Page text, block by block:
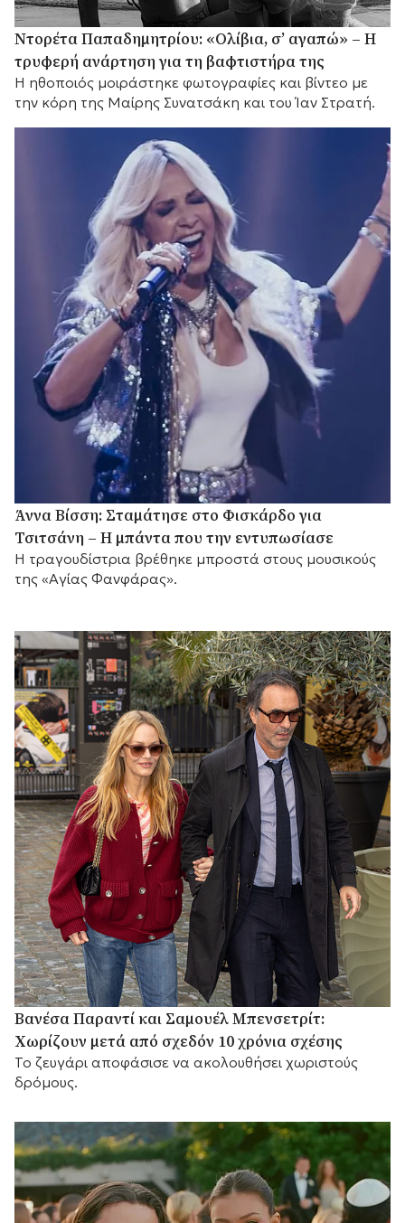
Ντορέτα Παπαδημητρίου: «Ολίβια, σ’ αγαπώ» – Η
τρυφερή ανάρτηση για τη βαφτιστήρα της
Η ηθοποιός μοιράστηκε φωτογραφίες και βίντεο με
την κόρη της Μαίρης Συνατσάκη και του Ίαν Στρατή.
Άννα Βίσση: Σταμάτησε στο Φισκάρδο για
Τσιτσάνη – Η μπάντα που την εντυπωσίασε
Η τραγουδίστρια βρέθηκε μπροστά στους μουσικούς
της «Αγίας Φανφάρας».
Βανέσα Παραντί και Σαμουέλ Μπενσετρίτ:
Χωρίζουν μετά από σχεδόν 10 χρόνια σχέσης
Το ζευγάρι αποφάσισε να ακολουθήσει χωριστούς
δρόμους.